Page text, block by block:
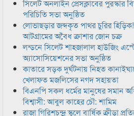
সিলেট অনলাইন প্রেসক্লাবের
পরিচিতি সভা অনুষ্ঠিত
লোভাছড়ার জব্দকৃত পাথর চুরির
আটগ্রামের অবৈধ ক্রাশার জোন চক্র
লন্ডনে সিলেট শাহজালাল হাউজিং
অ্যাসোসিয়েশনের সভা অনুষ্ঠিত
কাতারে সড়ক দুর্ঘটনায় নিহত
খেলাফত মজলিসের নগদ সহায়তা
বিএনপি সকল ধর্মের মানুষের সমান
বিশ্বাসী: আবুল কাহের চৌ: শামিম
রাজা গিরিশচন্দ্র স্কুলে বার্ষিক ক্রীড়া